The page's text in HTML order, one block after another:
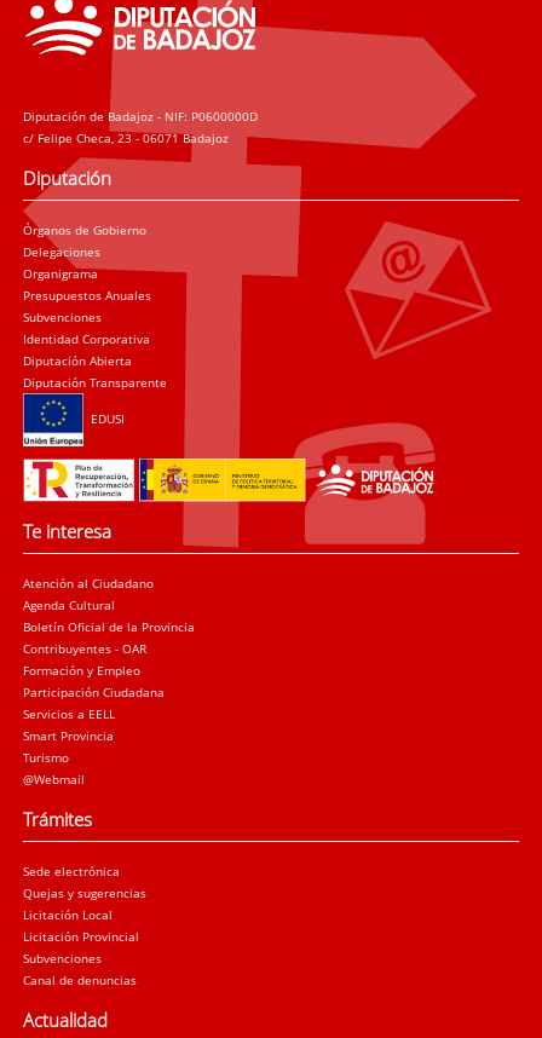
Diputación de Badajoz - NIF: P0600000D
c/ Felipe Checa, 23 - 06071 Badajoz
Diputación
Órganos de Gobierno
Delegaciones
Organigrama
Presupuestos Anuales
Subvenciones
Identidad Corporativa
Diputación Abierta
Diputación Transparente
EDUSI
Te interesa
Atención al Ciudadano
Agenda Cultural
Boletín Oficial de la Provincia
Contribuyentes - OAR
Formación y Empleo
Participación Ciudadana
Servicios a EELL
Smart Provincia
Turismo
@Webmail
Trámites
Sede electrónica
Quejas y sugerencias
Licitación Local
Licitación Provincial
Subvenciones
Canal de denuncias
Actualidad